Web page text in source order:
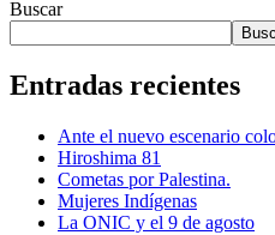
Buscar
Entradas recientes
Ante el nuevo escenario
Hiroshima 81
Cometas por Palestina.
Mujeres Indígenas
La ONIC y el 9 de agosto